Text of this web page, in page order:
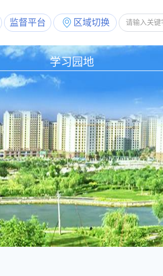
监督平台 区域切换
学习园地